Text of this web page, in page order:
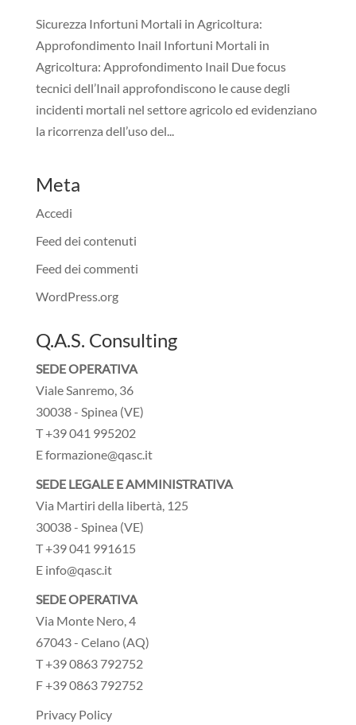
Sicurezza Infortuni Mortali in Agricoltura:
Approfondimento Inail Infortuni Mortali in
Agricoltura: Approfondimento Inail Due focus
tecnici dell’Inail approfondiscono le cause degli
incidenti mortali nel settore agricolo ed evidenziano
la ricorrenza dell’uso del...
Meta
Accedi
Feed dei contenuti
Feed dei commenti
WordPress.org
Q.A.S. Consulting
SEDE OPERATIVA
Viale Sanremo, 36
30038 - Spinea (VE)
T +39 041 995202
E formazione@qasc.it
SEDE LEGALE E AMMINISTRATIVA
Via Martiri della libertà, 125
30038 - Spinea (VE)
T +39 041 991615
E info@qasc.it
SEDE OPERATIVA
Via Monte Nero, 4
67043 - Celano (AQ)
T +39 0863 792752
F +39 0863 792752
Privacy Policy